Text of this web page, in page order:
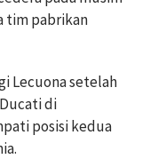
tim pabrikan
Lecuona setelah
di
posisi kedua